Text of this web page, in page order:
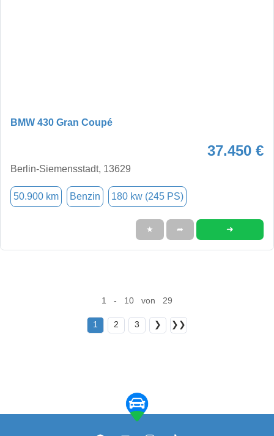
BMW 430 Gran Coupé
37.450 €
Berlin-Siemensstadt, 13629
50.900 km Benzin 180 kw (245 PS)
★ ➦ ➜
1 - 10 von 29
1 2 3 ❯ ❯❯